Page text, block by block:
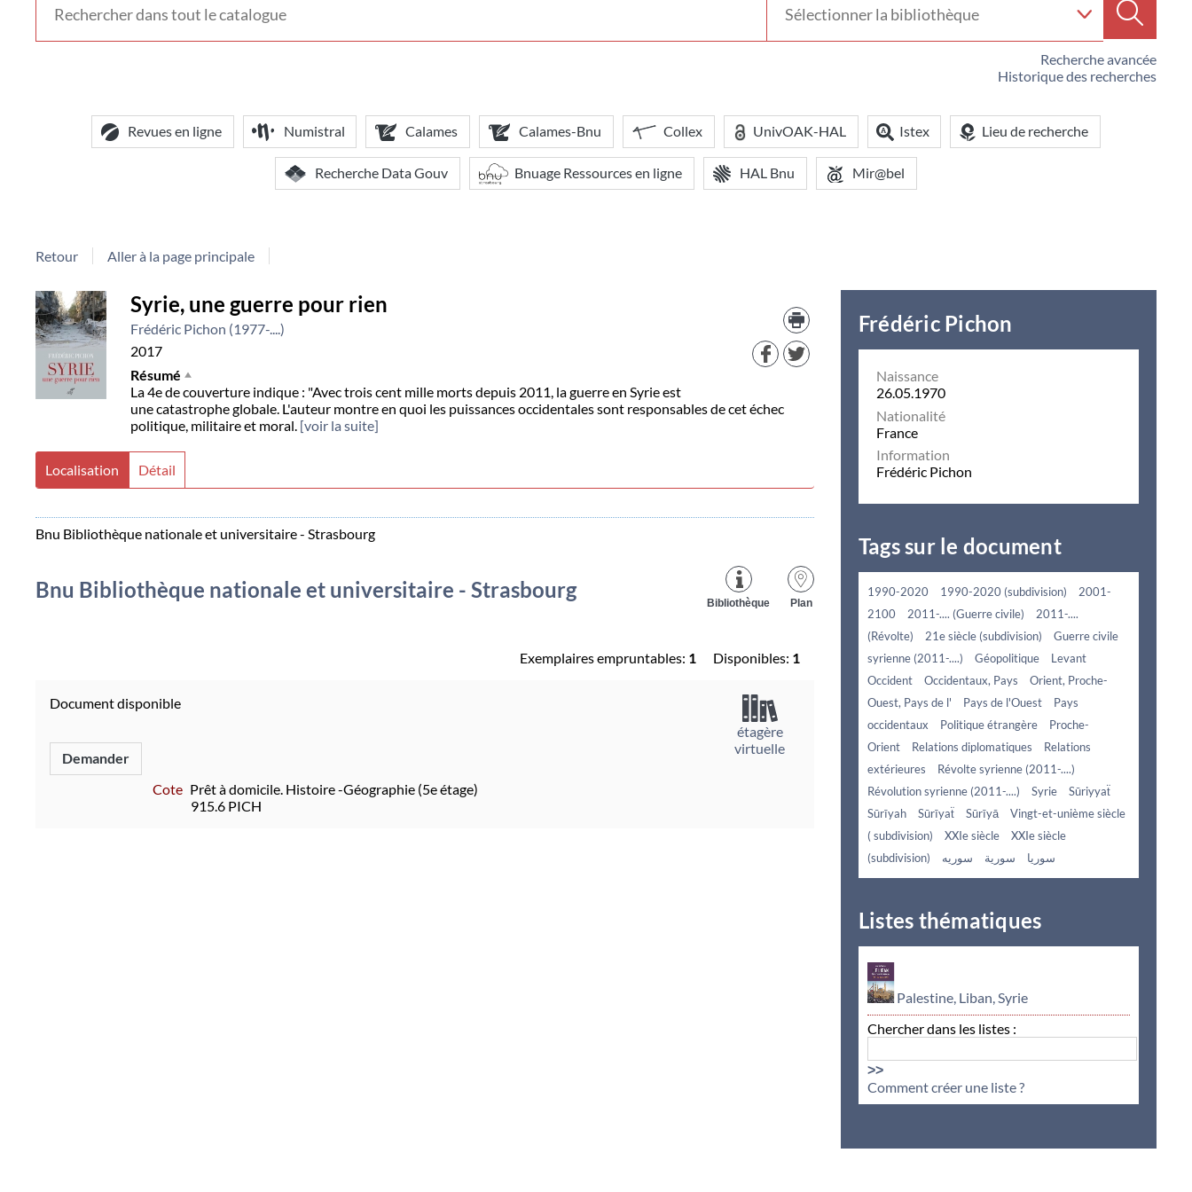
voir
Recherche avancée
Historique des recherches
votre
Revues en ligne Numistral Calames Calames-Bnu Collex UnivOAK-HAL Istex Lieu de recherche
Recherche Data Gouv Bnuage Ressources en ligne HAL Bnu Mir@bel
Retour Aller à la page principale
Détail
document
document
ressources
Syrie, une guerre pour rien
Frédéric Pichon (1977-....)
2017
Résumé
La 4e de couverture indique : "Avec trois cent mille morts depuis 2011, la guerre en Syrie est
une catastrophe globale. L'auteur montre en quoi les puissances occidentales sont responsables de cet échec
politique, militaire et moral. [voir la suite]
Localisation Détail
Bnu Bibliothèque nationale et universitaire - Strasbourg
Bnu Bibliothèque nationale et universitaire - Strasbourg
Plan
Bibliothèque
Exemplaires empruntables: 1 Disponibles: 1
Document disponible
Demander
Cote Prêt à domicile. Histoire -Géographie (5e étage)
915.6 PICH
étagère
virtuelle
Frédéric Pichon
Naissance
26.05.1970
Nationalité
France
Information
Frédéric Pichon
Tags sur le document
1990-2020 1990-2020 (subdivision)
2001-
2100
2011-.... (Guerre civile)
2011-....
(Révolte)
21e siècle (subdivision)
Guerre civile
syrienne (2011-....)
Géopolitique
Levant
Occident
Occidentaux, Pays
Orient, Proche-
Ouest, Pays de l'
Pays de l'Ouest
Pays
occidentaux
Politique étrangère
Proche-
Orient
Relations diplomatiques
Relations
extérieures
Révolte syrienne (2011-....)
Révolution syrienne (2011-....)
Syrie
Sūriyyaẗ
Sūrīyah
Sūrīyaẗ Sūrīyā
Vingt-et-unième siècle
( subdivision)
XXIe siècle
XXIe siècle
(subdivision)
سوريا سورية سوريه
Listes thématiques
Palestine, Liban, Syrie
Chercher dans les listes :
>>
Comment créer une liste ?